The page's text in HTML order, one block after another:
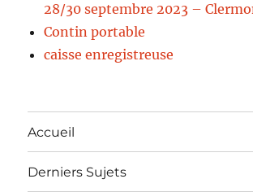
28/30 septembre 2023 –
Contin portable
caisse enregistreuse
Accueil
Derniers Sujets